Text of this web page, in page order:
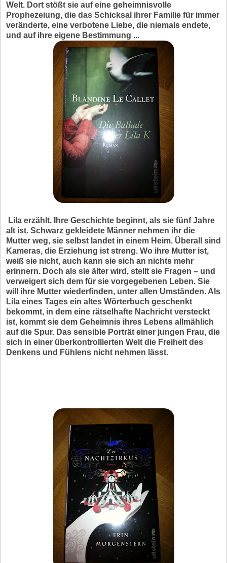
Welt. Dort stößt sie auf eine geheimnisvolle
Prophezeiung, die das Schicksal ihrer Familie für immer
veränderte, eine verbotene Liebe, die niemals endete,
und auf ihre eigene Bestimmung ...
Lila erzählt. Ihre Geschichte beginnt, als sie fünf Jahre
alt ist. Schwarz gekleidete Männer nehmen ihr die
Mutter weg, sie selbst landet in einem Heim. Überall sind
Kameras, die Erziehung ist streng. Wo ihre Mutter ist,
weiß sie nicht, auch kann sie sich an nichts mehr
erinnern. Doch als sie älter wird, stellt sie Fragen – und
verweigert sich dem für sie vorgegebenen Leben. Sie
will ihre Mutter wiederfinden, unter allen Umständen. Als
Lila eines Tages ein altes Wörterbuch geschenkt
bekommt, in dem eine rätselhafte Nachricht versteckt
ist, kommt sie dem Geheimnis ihres Lebens allmählich
auf die Spur. Das sensible Porträt einer jungen Frau, die
sich in einer überkontrollierten Welt die Freiheit des
Denkens und Fühlens nicht nehmen lässt.